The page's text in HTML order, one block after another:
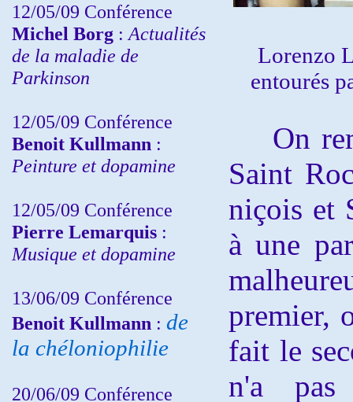
12/05/09 Conférence
Michel Borg : Actualités
de la maladie de
Parkinson
12/05/09 Conférence
Benoit Kullmann :
Peinture et dopamine
12/05/09 Conférence
Pierre Lemarquis :
Musique et dopamine
13/06/09 Conférence
Benoit Kullmann : de
la chéloniophilie
20/06/09 Conférence
Lorenzo
entourés
On
Saint
niçois et
à une
premier,
fait le
n'a